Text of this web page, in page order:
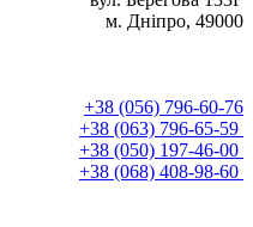
м. Дніпро, 49000
+38 (056) 796-60-76
+38 (063) 796-65-59
+38 (050) 197-46-00
+38 (068) 408-98-60